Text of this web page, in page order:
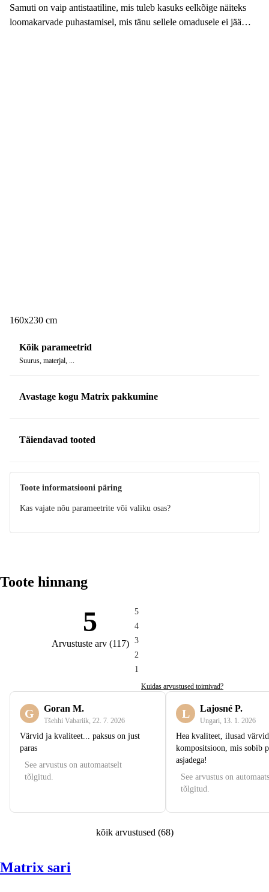
Samuti on vaip antistaatiline, mis tuleb kasuks eelkõige näiteks
loomakarvade puhastamisel, mis tänu sellele omadusele ei jää
160x230 cm
Kõik parameetrid
Suurus, materjal, ...
Avastage kogu Matrix pakkumine
Täiendavad tooted
Toote informatsiooni päring
Kas vajate nõu parameetrite või valiku osas?
Toote hinnang
5
Arvustuste arv(117)
5
4
3
2
1
Kuidas arvustused toimivad?
G Goran M.
Tšehhi Vabariik 22. 7. 2026
Värvid ja kvaliteet... paksus on just
paras
See arvustus on automaatselt
tõlgitud.
L Lajosné P.
Ungari 13. 1. 2026
Hea kvaliteet, ilusad
kompositsioon, mis sobib
asjadega!
See arvustus on
tõlgitud.
kõik arvustused (68)
Matrix sari